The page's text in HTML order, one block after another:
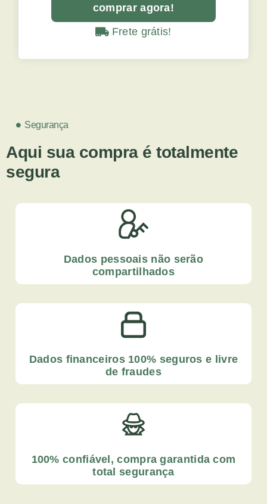
comprar agora!
Frete grátis!
Segurança
Aqui sua compra é totalmente
segura
Dados pessoais não serão
compartilhados
Dados financeiros 100% seguros e livre
de fraudes
100% confiável, compra garantida com
total segurança